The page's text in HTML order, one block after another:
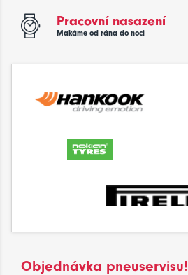
Pracovní nasazení
Makáme od rána do noci
Objednávka pneuservisu!